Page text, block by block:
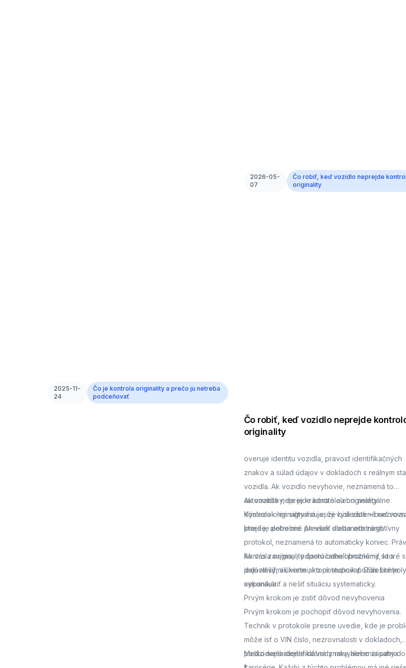
2025-11-
24
Čo je kontrola originality a prečo ju netreba
podceňovať
2026-05-
07
Čo robiť, keď vozidlo neprejde
originality
Čo robiť, keď vozidlo neprejde
originality
overuje identitu vozidla, pravosť identifikačných
znakov a súlad údajov v dokladoch s reálnym
vozidla. Ak vozidlo nevyhovie, neznamená to
automaticky, že je kradnuté alebo nelegálne.
Výsledok len signalizuje, že boli zistené
ktoré je potrebné preveriť alebo odstrániť.
Ak vozidlo neprejde kontrolou originality
Kontrola originality má jasný výsledok – buď
prejde, alebo nie. Ak však dostanete negatívny
protokol, neznamená to automaticky koniec.
kontrola originality často odhalí problémy, ktoré
dajú riešiť, ak viete ako postupovať. Dôležité je
nepanikáriť a riešiť situáciu systematicky.
Ak vás zaujíma,, odporúčame oboznámiť sa s
jednotlivými úkonmi, ktoré technik počas kontroly
vykonáva.
Prvým krokom je zistiť dôvod nevyhovenia
Prvým krokom je pochopiť dôvod nevyhovenia.
Technik v protokole presne uvedie, kde je
môže ísť o VIN číslo, nezrovnalosti v dokladoch,
poškodené identifikačné znaky alebo zásahy do
Medzi najčastejšie dôvody nevyhovenia patria: